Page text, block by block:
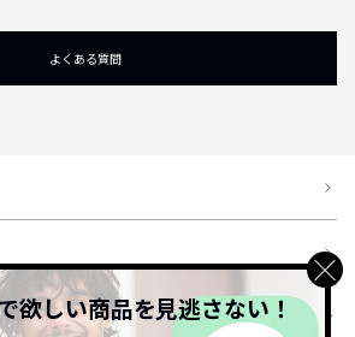
よくある質問
欲しい商品を見逃さない！